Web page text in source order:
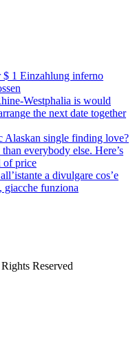
1 Einzahlung inferno
Westphalia is would
the next date together
Alaskan single finding love?
everybody else. Here’s
of price
a divulgare cos’e
giacche funziona
Reserved